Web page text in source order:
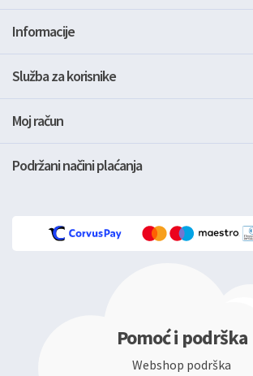
Informacije
Služba za korisnike
Moj račun
Podržani načini plaćanja
Pomoć i podrška
Webshop podrška